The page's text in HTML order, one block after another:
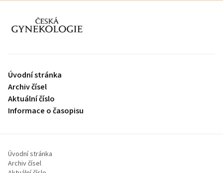
proLékaře.cz
Úvodní stránka
Archiv čísel
Aktuální číslo
Informace o časopisu
Úvodní stránka
Archiv čísel